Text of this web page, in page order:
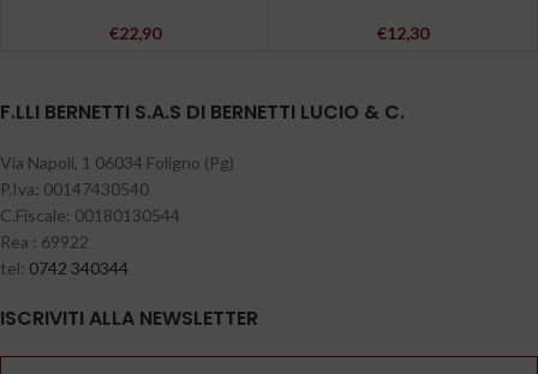
€22,90 €12,30
F.LLI BERNETTI S.A.S DI BERNETTI LUCIO & C.
Via Napoli, 1 06034 Foligno (Pg)
P.Iva: 00147430540
C.Fiscale: 00180130544
Rea : 69922
tel: 0742 340344
ISCRIVITI ALLA NEWSLETTER